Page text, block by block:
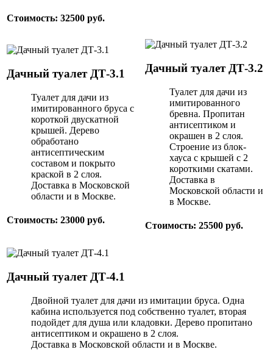
Стоимость: 32500 руб.
Дачный туалет ДТ-3.1
Туалет для дачи из
имитированного бруса с
короткой двускатной
крышей. Дерево
обработано
антисептическим
составом и покрыто
краской в 2 слоя.
Доставка в Московской
области и в Москве.
Стоимость: 23000 руб.
Дачный туалет ДТ-3.2
Туалет для дачи из
имитированного
бревна. Пропитан
антисептиком и
окрашен в 2 слоя.
Строение из блок-
хауса с крышей с 2
короткими скатами.
Доставка в
Московской области и
в Москве.
Стоимость: 25500 руб.
Дачный туалет ДТ-4.1
Двойной туалет для дачи из имитации бруса. Одна
кабина используется под собственно туалет, вторая
подойдет для душа или кладовки. Дерево пропитано
антисептиком и окрашено в 2 слоя.
Доставка в Московской области и в Москве.